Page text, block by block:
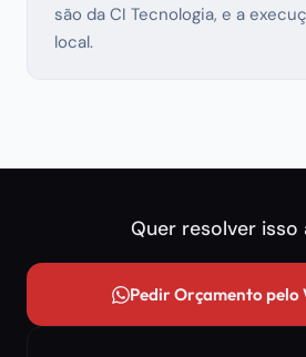
são da CI Tecnologia, e a
local.
Quer resolver isso
Pedir Orçamento pelo